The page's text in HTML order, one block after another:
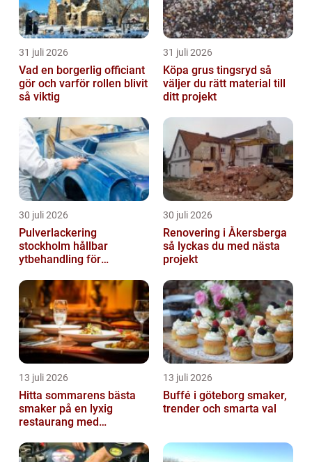
31 juli 2026
Vad en borgerlig officiant
gör och varför rollen blivit
så viktig
31 juli 2026
Köpa grus tingsryd så
väljer du rätt material till
ditt projekt
30 juli 2026
Pulverlackering
stockholm hållbar
ytbehandling för
30 juli 2026
Renovering i Åkersberga
så lyckas du med nästa
projekt
13 juli 2026
Hitta sommarens bästa
smaker på en lyxig
restaurang med
Östermalm
13 juli 2026
Buffé i göteborg smaker,
trender och smarta val